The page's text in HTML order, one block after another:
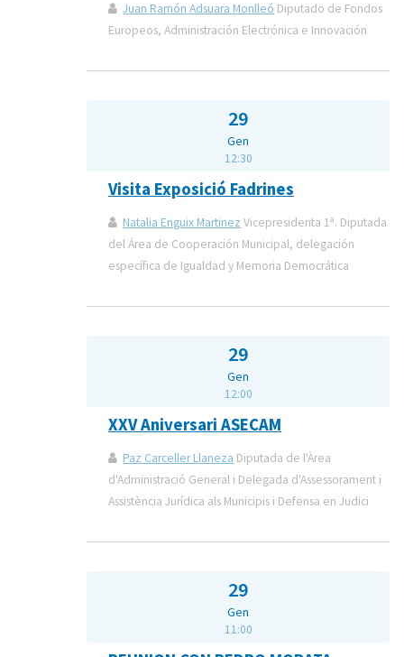
Juan Ramón Adsuara Monlleó Diputado de Fondos
Europeos, Administración Electrónica e Innovación
29
Gen
12:30
Visita Exposició Fadrines
Natalia Enguix Martinez Vicepresidenta 1ª. Diputada
del Área de Cooperación Municipal, delegación
específica de Igualdad y Memoria Democrática
29
Gen
12:00
XXV Aniversari ASECAM
Paz Carceller Llaneza Diputada de l'Àrea
d'Administració General i Delegada d'Assessorament i
Assistència Jurídica als Municipis i Defensa en Judici
29
Gen
11:00